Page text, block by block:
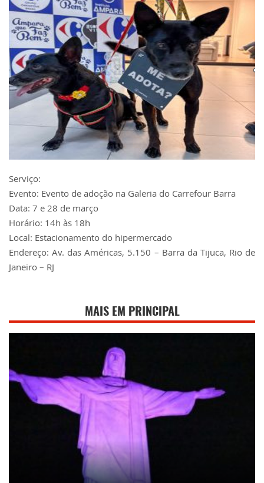
Serviço:
Evento: Evento de adoção na Galeria do Carrefour Barra
Data: 7 e 28 de março
Horário: 14h às 18h
Local: Estacionamento do hipermercado
Endereço: Av. das Américas, 5.150 – Barra da Tijuca, Rio de
Janeiro – RJ
MAIS EM PRINCIPAL